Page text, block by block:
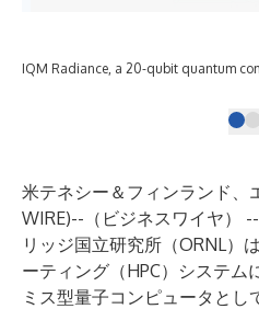
IQM Radiance, a 20-qubit quantum
米テネシー＆フィンランド、
WIRE)-- （ビジネスワイヤ）
リッジ国立研究所（ORNL）
ーティング（HPC）システム
ミス型量子コンピュータと